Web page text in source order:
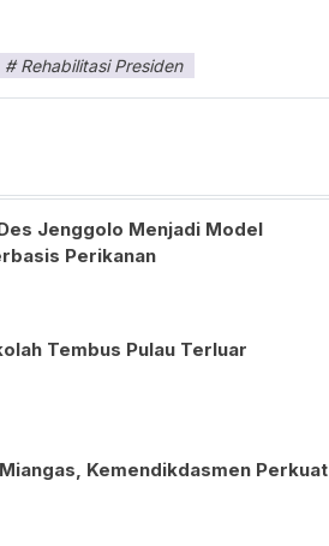
Rehabilitasi Presiden
Jenggolo Menjadi Model
Perikanan
Tembus Pulau Terluar
Kemendikdasmen Perkuat